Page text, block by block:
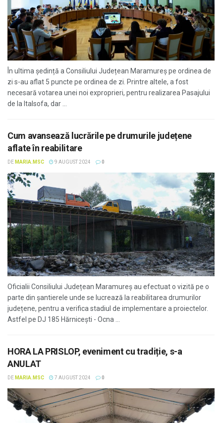
În ultima ședință a Consiliului Județean Maramureș pe ordinea de
zi s-au aflat 5 puncte pe ordinea de zi. Printre altele, a fost
necesară votarea unei noi exproprieri, pentru realizarea Pasajului
de la Italsofa, dar ...
Cum avansează lucrările pe drumurile județene
aflate în reabilitare
DE MARIA.MSC 9 AUGUST 2024 0
Oficialii Consiliului Județean Maramureș au efectuat o vizită pe o
parte din șantierele unde se lucrează la reabilitarea drumurilor
județene, pentru a verifica stadiul de implementare a proiectelor.
Astfel pe DJ 185 Hărnicești - Ocna ...
HORA LA PRISLOP, eveniment cu tradiție, s-a
ANULAT
DE MARIA.MSC 7 AUGUST 2024 0